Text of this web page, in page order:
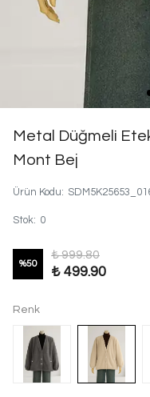
Metal Düğmeli
Mont Bej
Ürün Kodu:
Stok: 0
%50
₺ 999.80
₺ 499.90
Renk